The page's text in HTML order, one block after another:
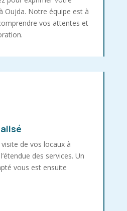
Oujda. Notre équipe est à
vos attentes et
de vos locaux à
des services. Un
vous est ensuite